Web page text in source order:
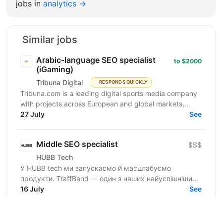
jobs in analytics →
Similar jobs
Arabic-language SEO specialist
(iGaming)
Tribuna Digital RESPONDS QUICKLY
to $2000
Tribuna.com is a leading digital sports media company
with projects across European and global markets,
reaching over 10 million users. From an SEO point of...
27 July See
Middle SEO specialist
HUBB Tech
$$$
У HUBB tech ми запускаємо й масштабуємо
продукти. TraffBand — один з наших найуспішніших
проєктів. Наш підхід простий: гіпотеза > швидкий
16 July See